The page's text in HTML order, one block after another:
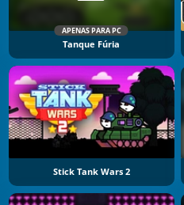
APENAS PARA PC
Tanque Fúria
Stick Tank Wars 2